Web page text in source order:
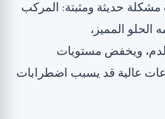
بالأدوية في الوقاية من قرحة المعدة
الارتجاع والقرحات
مشكلة حديثة ومثبتة: المركب
المميز،
ويخفض مستويات
عالية قد يسبب اضطرابات